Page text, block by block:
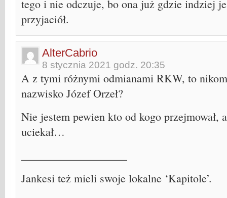
tego i nie odczuje, bo ona już gdzie indziej
przyjaciół.
AlterCabrio
8 stycznia 2021 godz. 20:35
A z tymi różnymi odmianami RKW, to
nazwisko Józef Orzeł?
Nie jestem pewien kto od kogo przejmował,
uciekał…
Jankesi też mieli swoje lokalne ‘Kapitole’.